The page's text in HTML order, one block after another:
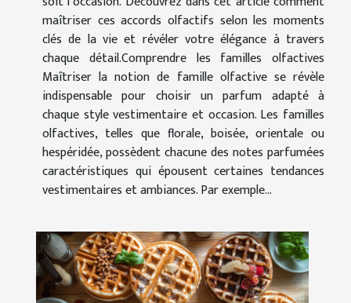
maîtriser ces accords olfactifs selon les moments
clés de la vie et révéler votre élégance à travers
chaque détail.Comprendre les familles olfactives
Maîtriser la notion de famille olfactive se révèle
indispensable pour choisir un parfum adapté à
chaque style vestimentaire et occasion. Les familles
olfactives, telles que florale, boisée, orientale ou
hespéridée, possèdent chacune des notes parfumées
caractéristiques qui épousent certaines tendances
vestimentaires et ambiances. Par exemple...